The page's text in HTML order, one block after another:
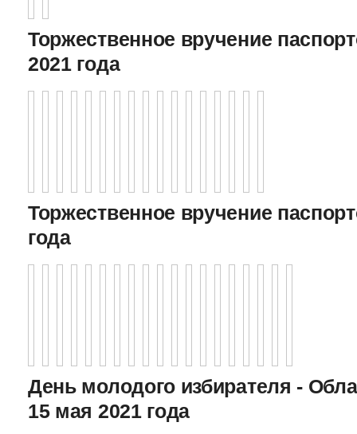
Торжественное вручение
2021 года
Торжественное вручение
года
День молодого избирателя -
15 мая 2021 года